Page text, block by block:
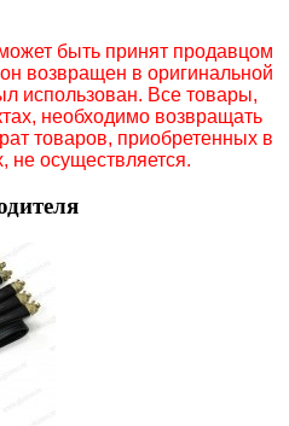
быть принят продавцом
возвращен в оригинальной
использован. Все товары,
необходимо возвращать
товаров, приобретенных в
не осуществляется.